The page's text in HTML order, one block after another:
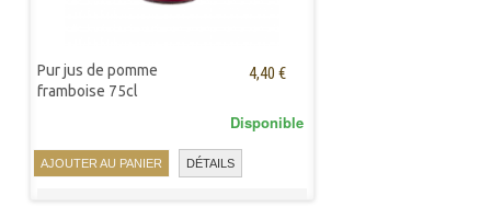
Pur jus de pomme
framboise 75cl
4,40 €
AJOUTER AU PANIER DÉTAILS
Disponible